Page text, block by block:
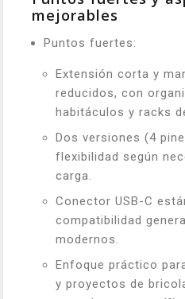
mejorables
Puntos fuertes:
Extensión corta y
reducidos, con
habitáculos y racks
Dos versiones (4
flexibilidad según
carga.
Conector USB-C
compatibilidad
modernos.
Enfoque práctico
y proyectos de